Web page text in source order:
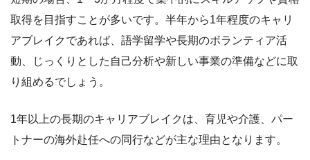
取得を目指すことが多いです。半年から1年程度のキャリ
アブレイクであれば、語学留学や長期のボランティア活
動、じっくりとした自己分析や新しい事業の準備などに取
り組めるでしょう。
1年以上の長期のキャリアブレイクは、育児や介護、パー
トナーの海外赴任への同行などが主な理由となります。